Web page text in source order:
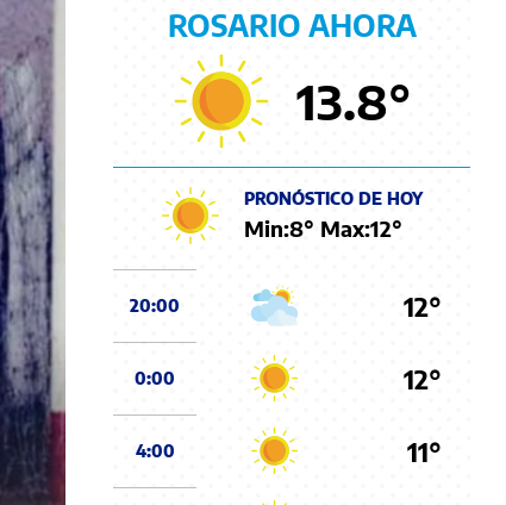
ROSARIO AHORA
13.8°
PRONÓSTICO DE HOY
Min:8° Max:12°
20:00 12°
0:00 12°
4:00 11°